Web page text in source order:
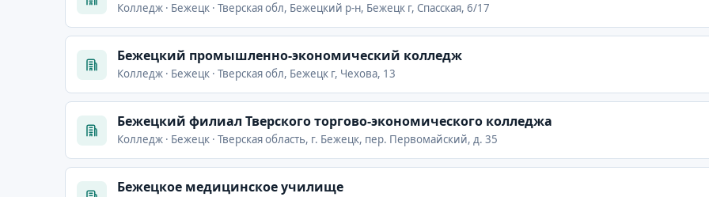
Колледж · Бежецк · Тверская обл, Бежецкий р-н, Бежецк г, Спасская, 6/17
Бежецкий промышленно-экономический колледж
Колледж · Бежецк · Тверская обл, Бежецк г, Чехова, 13
Бежецкий филиал Тверского торгово-экономического колледжа
Колледж · Бежецк · Тверская область, г. Бежецк, пер. Первомайский, д. 35
Бежецкое медицинское училище